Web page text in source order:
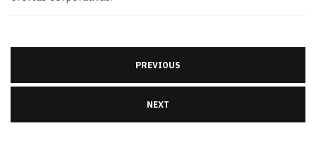
PREVIOUS
NEXT